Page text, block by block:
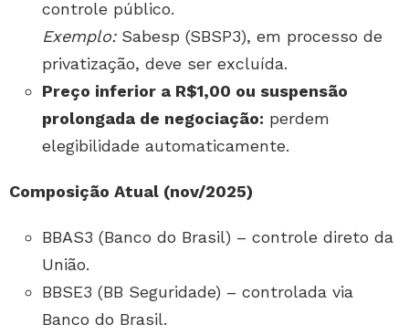
controle público.
Exemplo:Sabesp (SBSP3), em processo de
privatização, deve ser excluída.
Preço inferior a R$1,00 ou suspensão
prolongada de negociação: perdem
elegibilidade automaticamente.
Composição Atual (nov/2025)
BBAS3 (Banco do Brasil) – controle direto da
União.
BBSE3 (BB Seguridade) – controlada via
Banco do Brasil.